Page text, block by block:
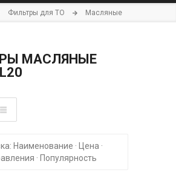
Фильтры для ТО Масляные
МАСЛЯНЫЕ
Наименование · Цена ·
· Популярность